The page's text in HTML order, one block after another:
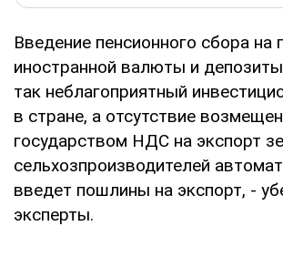
Введение пенсионного сбора на
иностранной валюты и депозиты
так неблагоприятный
в стране, а отсутствие
государством НДС на экспорт
сельхозпроизводителей
введет пошлины на экспорт, -
эксперты.